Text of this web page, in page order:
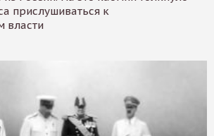
прислушиваться к
власти